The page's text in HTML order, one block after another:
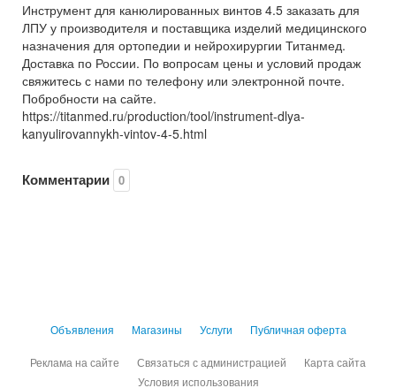
Инструмент для канюлированных винтов 4.5 заказать для
ЛПУ у производителя и поставщика изделий медицинского
назначения для ортопедии и нейрохирургии Титанмед.
Доставка по России. По вопросам цены и условий продаж
свяжитесь с нами по телефону или электронной почте.
Побробности на сайте.
https://titanmed.ru/production/tool/instrument-dlya-
kanyulirovannykh-vintov-4-5.html
Комментарии 0
Объявления Магазины Услуги Публичная оферта
Реклама на сайте Связаться с администрацией
Карта сайта
Условия использования